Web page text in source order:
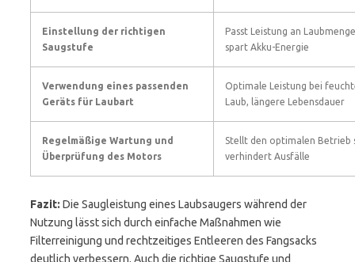
Einstellung der richtigen
Saugstufe
Passt Leistung an
spart Akku-Energie
Verwendung eines passenden
Geräts für Laubart
Optimale Leistung bei
Laub, längere Lebensdauer
Regelmäßige Wartung und
Überprüfung des Motors
Stellt den optimalen Betrieb
verhindert Ausfälle
Fazit: Die Saugleistung eines Laubsaugers während der
Nutzung lässt sich durch einfache Maßnahmen wie
Filterreinigung und rechtzeitiges Entleeren des Fangsacks
deutlich verbessern. Auch die richtige Saugstufe und